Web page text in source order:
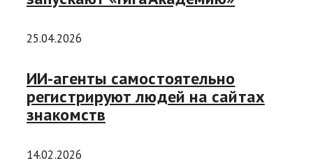
25.04.2026
ИИ-агенты самостоятельно
регистрируют людей на сайтах
знакомств
14.02.2026